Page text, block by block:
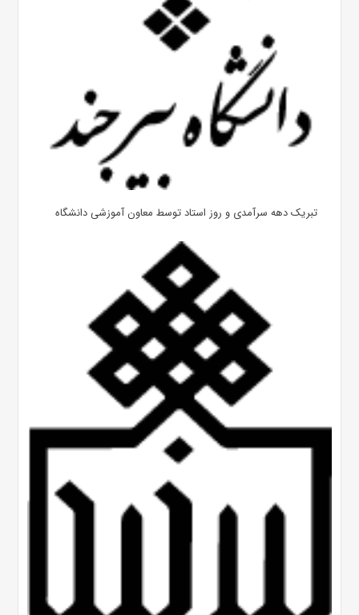
تبریک دهه سرآمدی و روز استاد توسط معاون آموزشی دانشگاه